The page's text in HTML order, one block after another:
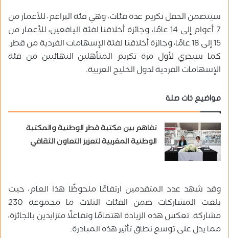
سيتضمن الحفل تكريم عدة فئات، وهي فئة البراعم، للأعمار من
7 أعوام إلى 14 عامًا، وجائزة أخلاقنا لفئة اليافعين، للأعمار من
15 إلى 18 عامًا، وجائزة أخلاقنا لفئة الإسهامات الفردية من قطر.
كما سيجري لأول مرة تكريم المتأهلين النهائيين من فئة
الإسهامات الفردية لدول الخليج العربية.
مواضيع ذات صلة
تفاهم بين مكتبة قطر الوطنية والمكتبة
الوطنية المغربية لتعزيز التعاون الثقافي
وقد شهد عدد المتقدمين ارتفاعًا ملحوظًا هذا العام، حيث
بلغت المشاركات ضمن الفئات الثلاث ما مجموعه 230
مشاركة. تعكس هذه الزيادة اهتمامًا وتفاعلًا متزايدين بالجائزة،
مما يدل على توسع نطاق تأثير هذه المبادرة.